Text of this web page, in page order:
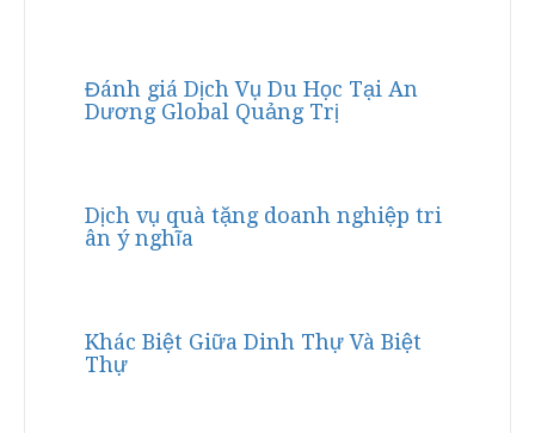
Đánh giá Dịch Vụ Du Học Tại An
Dương Global Quảng Trị
Dịch vụ quà tặng doanh nghiệp tri
ân ý nghĩa
Khác Biệt Giữa Dinh Thự Và Biệt
Thự